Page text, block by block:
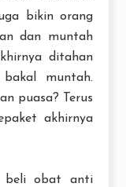
bikin orang
dan muntah
ditahan
muntah.
puasa? Terus
akhirnya
beli obat anti